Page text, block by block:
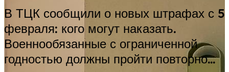
В ТЦК сообщили о новых штрафах с 5
февраля: кого могут наказать.
Военнообязанные с ограниченной
годностью должны пройти повторно…